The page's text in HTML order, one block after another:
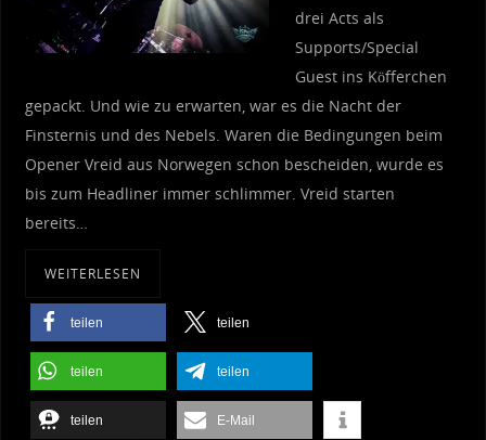
drei Acts als
Supports/Special
Guest ins Köfferchen
gepackt. Und wie zu erwarten, war es die Nacht der
Finsternis und des Nebels. Waren die Bedingungen beim
Opener Vreid aus Norwegen schon bescheiden, wurde es
bis zum Headliner immer schlimmer. Vreid starten
bereits…
WEITERLESEN
teilen teilen
teilen teilen
teilen E-Mail